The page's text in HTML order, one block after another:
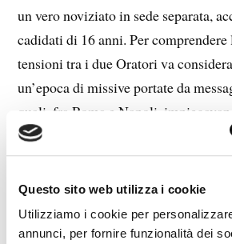
Questo sito web utilizza i cookie
Utilizziamo i cookie per
annunci, per fornire funzionalità dei
un vero noviziato in sede separata,
cadidati di 16 anni. Per
tensioni tra i due Oratori va
un’epoca di missive portate da
quali, fra Roma e Napoli,
viaggio, mentre in carrozza tre o
condizioni scadenti e barriere
trasporti. Incertezza e carenti
facilmente adito a sospetti.
scambio epistolare permise alla casa